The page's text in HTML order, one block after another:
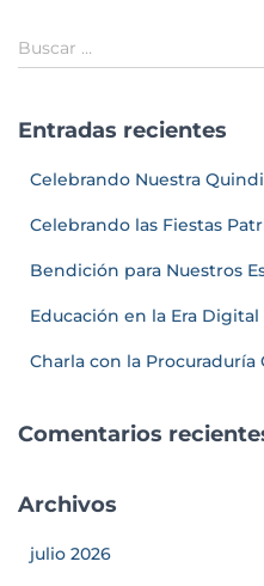
Buscar …
Entradas recientes
Celebrando Nuestra
Celebrando las Fiestas
Bendición para Nuestros
Educación en la Era
Charla con la Procuraduría
Comentarios
Archivos
julio 2026